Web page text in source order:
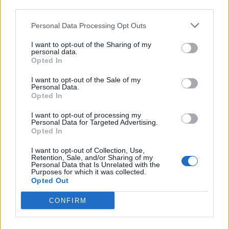
Personal Data Processing Opt Outs
I want to opt-out of the Sharing of my
personal data.
Opted In
I want to opt-out of the Sale of my
Personal Data.
Opted In
I want to opt-out of processing my
Personal Data for Targeted Advertising.
Opted In
I want to opt-out of Collection, Use,
Retention, Sale, and/or Sharing of my
Personal Data that Is Unrelated with the
Purposes for which it was collected.
Opted Out
CONFIRM
shtatorit i hap rrugë
ndërhyjë
dhe 13 të plagosur
Infermierja shqiptare në
Itali shpërthen në lot në
protestë: Pacientët
detyrohen të kërkojnë
kurim jashtë vendit
Video/ Dy të vrarë dhe 13
shpërthimi i një minibusi
pranë Damaskut
Konflikt për shërbimin në
një hotel në Dhërmi, ish-
qytetarëve nga protesta: